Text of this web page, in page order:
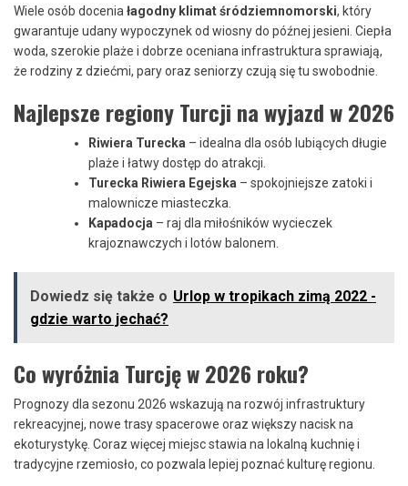
Wiele osób docenia łagodny klimat śródziemnomorski, który
gwarantuje udany wypoczynek od wiosny do późnej jesieni. Ciepła
woda, szerokie plaże i dobrze oceniana infrastruktura sprawiają,
że rodziny z dziećmi, pary oraz seniorzy czują się tu swobodnie.
Najlepsze regiony Turcji na wyjazd w 2026
Riwiera Turecka – idealna dla osób lubiących długie
plaże i łatwy dostęp do atrakcji.
Turecka Riwiera Egejska – spokojniejsze zatoki i
malownicze miasteczka.
Kapadocja – raj dla miłośników wycieczek
krajoznawczych i lotów balonem.
Dowiedz się także o Urlop w tropikach zimą 2022 -
gdzie warto jechać?
Co wyróżnia Turcję w 2026 roku?
Prognozy dla sezonu 2026 wskazują na rozwój infrastruktury
rekreacyjnej, nowe trasy spacerowe oraz większy nacisk na
ekoturystykę. Coraz więcej miejsc stawia na lokalną kuchnię i
tradycyjne rzemiosło, co pozwala lepiej poznać kulturę regionu.